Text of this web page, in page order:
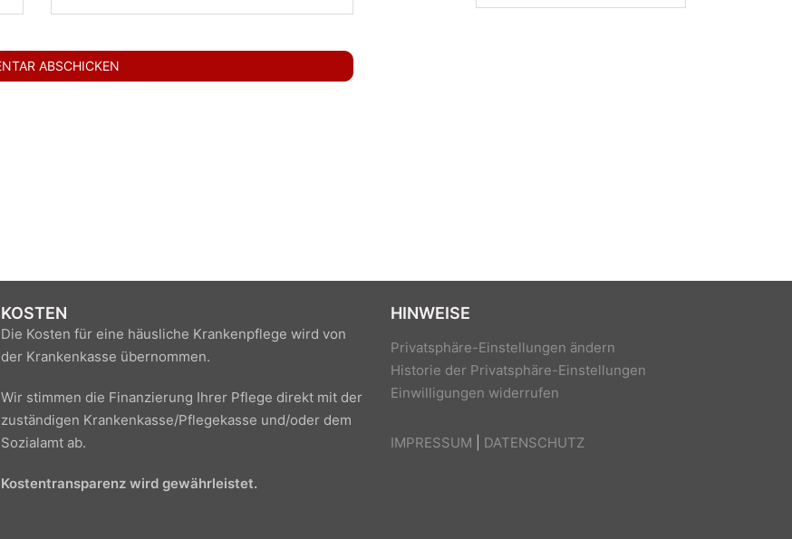
KOSTEN
Die Kosten für eine häusliche Krankenpflege wird von
der Krankenkasse übernommen.
Wir stimmen die Finanzierung Ihrer Pflege direkt mit der
zuständigen Krankenkasse/Pflegekasse und/oder dem
Sozialamt ab.
Kostentransparenz wird gewährleistet.
HINWEISE
Privatsphäre-Einstellungen ändern
Historie der Privatsphäre-Einstellungen
Einwilligungen widerrufen
IMPRESSUM DATENSCHUTZ